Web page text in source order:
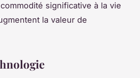
significative à la vie
la valeur de